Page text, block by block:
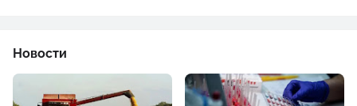
Новости